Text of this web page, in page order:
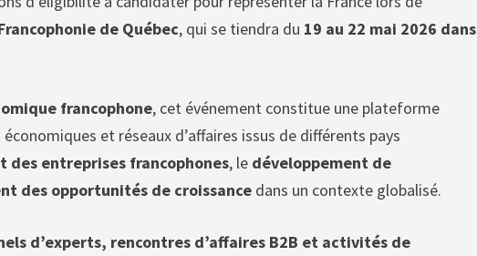
de Québec, qui se tiendra du 19 au 22 mai 2026 dans
francophone, cet événement constitue une plateforme
et réseaux d’affaires issus de différents pays
des entreprises francophones, le développement de
des opportunités de croissance dans un contexte globalisé.
d’experts, rencontres d’affaires B2B et activités de